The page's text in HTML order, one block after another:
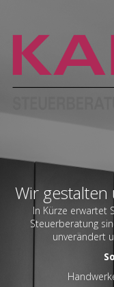
Wir
In Kürze erwartet
Steuerberatung
unverändert